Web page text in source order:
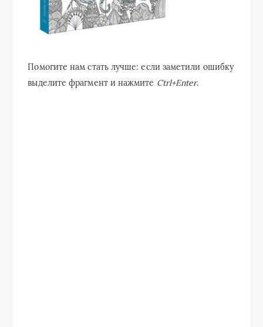
Помогите нам стать лучше: если заметили ошибку
выделите фрагмент и нажмите Ctrl+Enter.